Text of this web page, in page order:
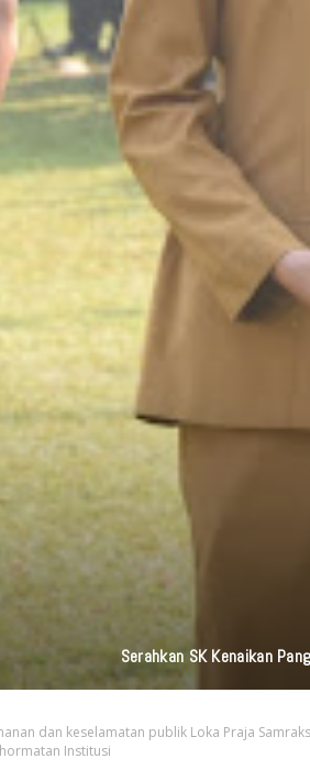
7 Madiun Kembali Salurkan Bantuan
dan keselamatan publik Loka Praja
Institusi